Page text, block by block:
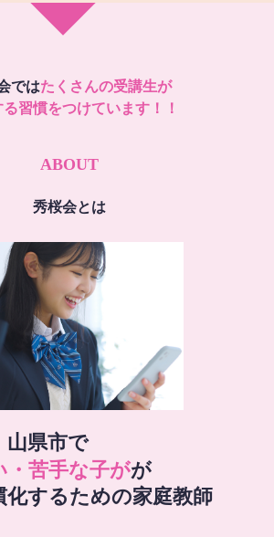
ではたくさんの受講生が
習慣をつけています！！
ABOUT
秀桜会とは
山県市で
・苦手な子がが
化するための家庭教師